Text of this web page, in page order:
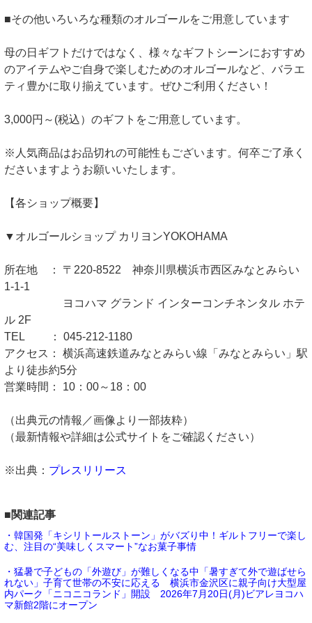
■その他いろいろな種類のオルゴールをご用意しています
母の日ギフトだけではなく、様々なギフトシーンにおすすめ
のアイテムやご自身で楽しむためのオルゴールなど、バラエ
ティ豊かに取り揃えています。ぜひご利用ください！
3,000円～(税込）のギフトをご用意しています。
※人気商品はお品切れの可能性もございます。何卒ご了承く
ださいますようお願いいたします。
【各ショップ概要】
▼オルゴールショップ カリヨンYOKOHAMA
所在地 ： 〒220-8522 神奈川県横浜市西区みなとみらい
1-1-1
ヨコハマ グランド インターコンチネンタル ホテ
ル 2F
TEL ： 045-212-1180
アクセス： 横浜高速鉄道みなとみらい線「みなとみらい」駅
より徒歩約5分
営業時間： 10：00～18：00
（出典元の情報／画像より一部抜粋）
（最新情報や詳細は公式サイトをご確認ください）
※出典： プレスリリース
■関連記事
・韓国発「キシリトールストーン」がバズり中！ギルトフリーで楽し
む、注目の“美味しくスマート”なお菓子事情
・猛暑で子どもの「外遊び」が難しくなる中「暑すぎて外で遊ばせら
れない」子育て世帯の不安に応える 横浜市金沢区に親子向け大型屋
内パーク「ニコニコランド」開設 2026年7月20日(月)ビアレヨコハ
マ新館2階にオープン